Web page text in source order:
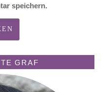
speichern.
GRAF